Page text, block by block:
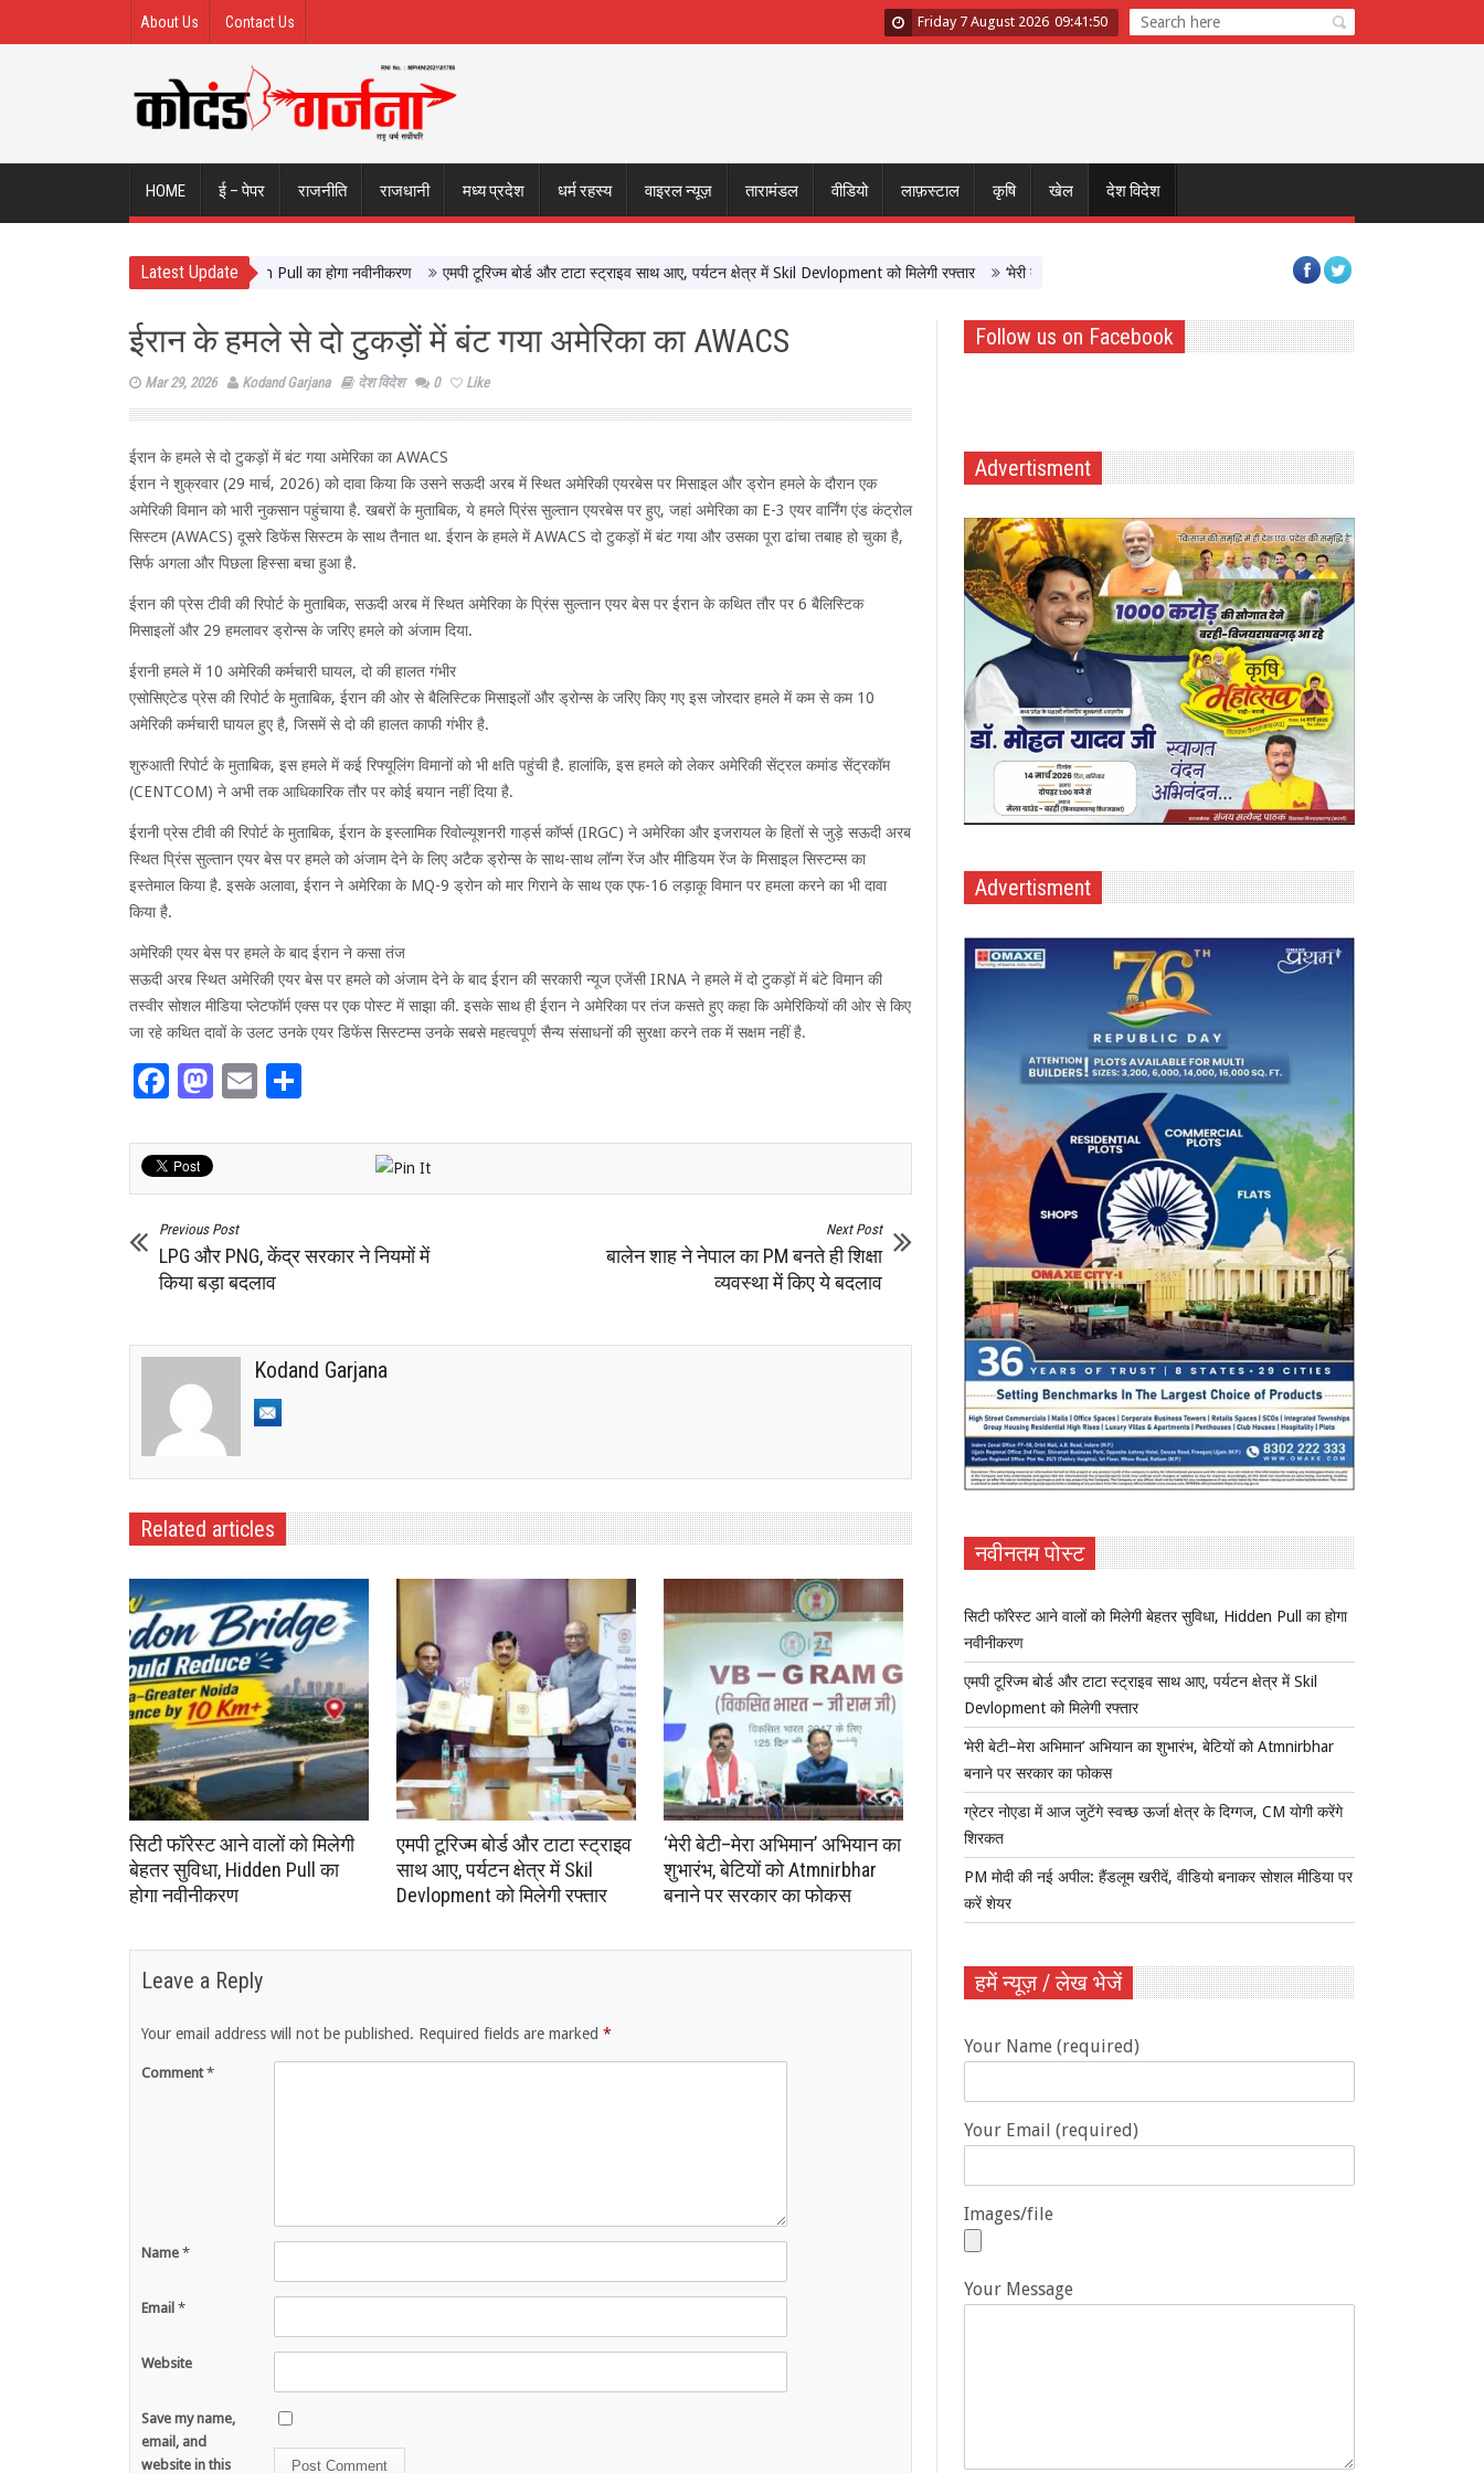
About Us Contact Us Friday 7 August 2026 09:41 :50
HOME ई – पेपर राजनीति राजधानी मध्य प्रदेश धर्म रहस्य वाइरल न्यूज़ तारामंडल वीडियो लाफ़स्टाल कृषि खेल देश विदेश
Latest Update
वालों को मिलेगी बेहतर सुविधा, Hidden Pull का होगा नवीनीकरण एमपी टूरिज्म बोर्ड और टाटा स्ट्राइव साथ आए, पर्यटन क्षेत्र में Skil Devlopment को मिलेगी रफ्तार ‘मेरी बेटी–मेरा अभिमान’ अभियान का शुभारंभ, बेटियों को Atmnirbhar बनाने पर सरकार का
ईरान के हमले से दो टुकड़ों में बंट गया अमेरिका का AWACS
Mar 29, 2026 Kodand Garjana देश विदेश 0 Like
ईरान के हमले से दो टुकड़ों में बंट गया अमेरिका का AWACS
ईरान ने शुक्रवार (29 मार्च, 2026) को दावा किया कि उसने सऊदी अरब में स्थित अमेरिकी एयरबेस पर मिसाइल और ड्रोन हमले के दौरान एक
अमेरिकी विमान को भारी नुकसान पहुंचाया है. खबरों के मुताबिक, ये हमले प्रिंस सुल्तान एयरबेस पर हुए, जहां अमेरिका का E-3 एयर वार्निंग एंड कंट्रोल
सिस्टम (AWACS) दूसरे डिफेंस सिस्टम के साथ तैनात था. ईरान के हमले में AWACS दो टुकड़ों में बंट गया और उसका पूरा ढांचा तबाह हो चुका है,
सिर्फ अगला और पिछला हिस्सा बचा हुआ है.
ईरान की प्रेस टीवी की रिपोर्ट के मुताबिक, सऊदी अरब में स्थित अमेरिका के प्रिंस सुल्तान एयर बेस पर ईरान के कथित तौर पर 6 बैलिस्टिक
मिसाइलों और 29 हमलावर ड्रोन्स के जरिए हमले को अंजाम दिया.
ईरानी हमले में 10 अमेरिकी कर्मचारी घायल, दो की हालत गंभीर
एसोसिएटेड प्रेस की रिपोर्ट के मुताबिक, ईरान की ओर से बैलिस्टिक मिसाइलों और ड्रोन्स के जरिए किए गए इस जोरदार हमले में कम से कम 10
अमेरिकी कर्मचारी घायल हुए है, जिसमें से दो की हालत काफी गंभीर है.
शुरुआती रिपोर्ट के मुताबिक, इस हमले में कई रिफ्यूलिंग विमानों को भी क्षति पहुंची है. हालांकि, इस हमले को लेकर अमेरिकी सेंट्रल कमांड सेंट्रकॉम
(CENTCOM) ने अभी तक आधिकारिक तौर पर कोई बयान नहीं दिया है.
ईरानी प्रेस टीवी की रिपोर्ट के मुताबिक, ईरान के इस्लामिक रिवोल्यूशनरी गार्ड्स कॉर्प्स (IRGC) ने अमेरिका और इजरायल के हितों से जुड़े सऊदी अरब
स्थित प्रिंस सुल्तान एयर बेस पर हमले को अंजाम देने के लिए अटैक ड्रोन्स के साथ-साथ लॉन्ग रेंज और मीडियम रेंज के मिसाइल सिस्टम्स का
इस्तेमाल किया है. इसके अलावा, ईरान ने अमेरिका के MQ-9 ड्रोन को मार गिराने के साथ एक एफ-16 लड़ाकू विमान पर हमला करने का भी दावा
किया है.
अमेरिकी एयर बेस पर हमले के बाद ईरान ने कसा तंज
सऊदी अरब स्थित अमेरिकी एयर बेस पर हमले को अंजाम देने के बाद ईरान की सरकारी न्यूज एजेंसी IRNA ने हमले में दो टुकड़ों में बंटे विमान की
तस्वीर सोशल मीडिया प्लेटफॉर्म एक्स पर एक पोस्ट में साझा की. इसके साथ ही ईरान ने अमेरिका पर तंज कसते हुए कहा कि अमेरिकियों की ओर से किए
जा रहे कथित दावों के उलट उनके एयर डिफेंस सिस्टम्स उनके सबसे महत्वपूर्ण सैन्य संसाधनों की सुरक्षा करने तक में सक्षम नहीं है.
Facebook
Mastodon
Email
Previous Post
LPG और PNG, केंद्र सरकार ने नियमों में
किया बड़ा बदलाव
Next Post
बालेन शाह ने नेपाल का PM बनते ही शिक्षा
व्यवस्था में किए ये बदलाव
Kodand Garjana
Related articles
सिटी फॉरेस्ट आने वालों को मिलेगी
बेहतर सुविधा, Hidden Pull का
होगा नवीनीकरण
एमपी टूरिज्म बोर्ड और टाटा स्ट्राइव
साथ आए, पर्यटन क्षेत्र में Skil
Devlopment को मिलेगी रफ्तार
‘मेरी बेटी–मेरा अभिमान’ अभियान का
शुभारंभ, बेटियों को Atmnirbhar
बनाने पर सरकार का फोकस
Leave a Reply
Your email address will not be published. Required fields are marked *
Comment*
Name *
Email *
Website
Save my name,
email, and
website in this
Follow us on Facebook
Advertisment
Advertisment
नवीनतम पोस्ट
सिटी फॉरेस्ट आने वालों को मिलेगी बेहतर सुविधा, Hidden Pull का होगा
नवीनीकरण
एमपी टूरिज्म बोर्ड और टाटा स्ट्राइव साथ आए, पर्यटन क्षेत्र में Skil
Devlopment को मिलेगी रफ्तार
‘मेरी बेटी–मेरा अभिमान’ अभियान का शुभारंभ, बेटियों को Atmnirbhar
बनाने पर सरकार का फोकस
ग्रेटर नोएडा में आज जुटेंगे स्वच्छ ऊर्जा क्षेत्र के दिग्गज, CM योगी करेंगे
शिरकत
PM मोदी की नई अपील: हैंडलूम खरीदें, वीडियो बनाकर सोशल मीडिया पर
करें शेयर
हमें न्यूज़ / लेख भेजें
Your Name (required)
Your Email (required)
Images/file
Your Message